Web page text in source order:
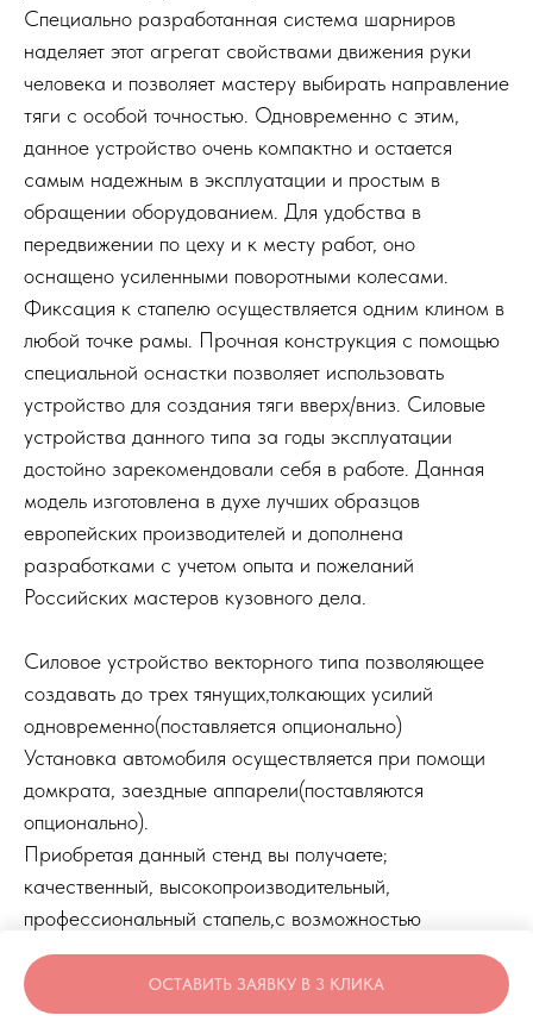
ОСТАВИТЬ ЗАЯВКУ В 3 КЛИКА
Специально разработанная система шарниров
наделяет этот агрегат свойствами движения руки
человека и позволяет мастеру выбирать направление
тяги с особой точностью. Одновременно с этим,
данное устройство очень компактно и остается
самым надежным в эксплуатации и простым в
обращении оборудованием. Для удобства в
передвижении по цеху и к месту работ, оно
оснащено усиленными поворотными колесами.
Фиксация к стапелю осуществляется одним клином в
любой точке рамы. Прочная конструкция с помощью
специальной оснастки позволяет использовать
устройство для создания тяги вверх/вниз. Силовые
устройства данного типа за годы эксплуатации
достойно зарекомендовали себя в работе. Данная
модель изготовлена в духе лучших образцов
европейских производителей и дополнена
разработками с учетом опыта и пожеланий
Российских мастеров кузовного дела.
Силовое устройство векторного типа позволяющее
создавать до трех тянущих,толкающих усилий
одновременно(поставляется опционально)
Установка автомобиля осуществляется при помощи
домкрата, заездные аппарели(поставляются
опционально).
Приобретая данный стенд вы получаете;
качественный, высокопроизводительный,
профессиональный стапель,с возможностью
дальнейшей модернизации.